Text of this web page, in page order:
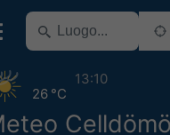
26 °C
13:10